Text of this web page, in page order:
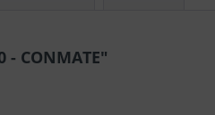
CONMATE"